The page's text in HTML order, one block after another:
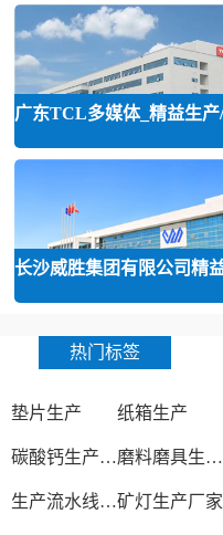
热门标签
垫片生产 纸箱生产
碳酸钙生产设备 磨料磨具生产厂家
生产流水线设备矿灯生产厂家